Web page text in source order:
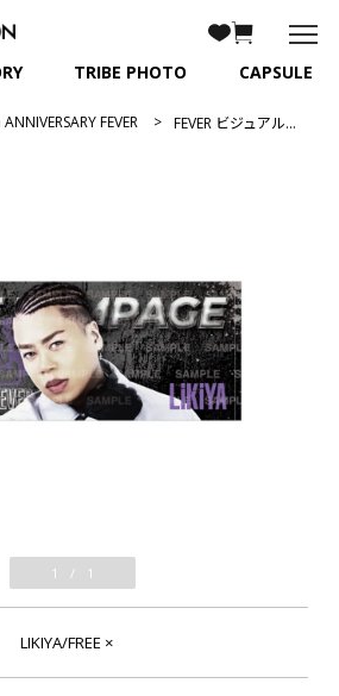
TRIBE PHOTO CAPSULE
FEVER FEVER ビジュアルフェイスタオル/LIKIYA
1 / 1
LIKIYA/FREE ×